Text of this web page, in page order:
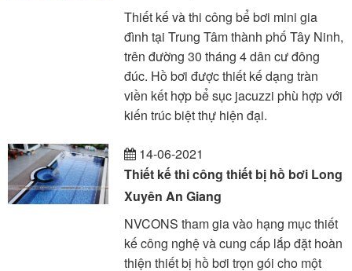
Thiết kế và thi công bể bơi mini gia
đình tại Trung Tâm thành phố Tây Ninh,
trên đường 30 tháng 4 dân cư đông
đúc. Hồ bơi được thiết kế dạng tràn
viền kết hợp bể sục jacuzzi phù hợp với
kiến trúc biệt thự hiện đại.
14-06-2021
Thiết kế thi công thiết bị hồ bơi Long
Xuyên An Giang
NVCONS tham gia vào hạng mục thiết
kế công nghệ và cung cấp lắp đặt hoàn
thiện thiết bị hồ bơi trọn gói cho một